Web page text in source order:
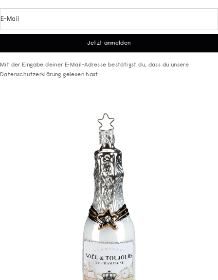
E-Mail
Jetzt anmelden
Mit der Eingabe deiner E-Mail-Adresse bestätigst du, dass du unsere
Datenschutzerklärung gelesen hast.